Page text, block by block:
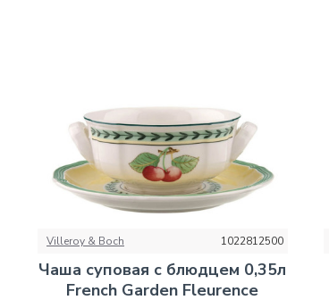
Villeroy & Boch 1022812500
Чаша суповая с блюдцем 0,35л
French Garden Fleurence